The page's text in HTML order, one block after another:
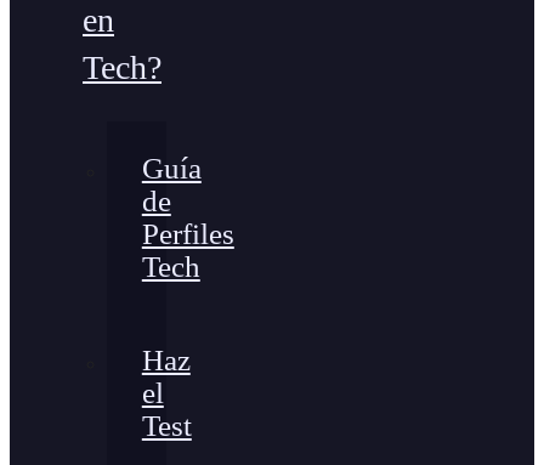
en
Tech?
Guía
de
Perfiles
Tech
Haz
el
Test